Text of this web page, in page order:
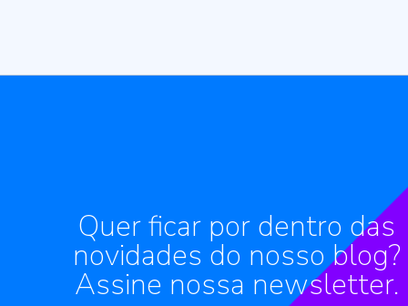
Quer ficar por dentro das
novidades do nosso blog?
Assine nossa newsletter.